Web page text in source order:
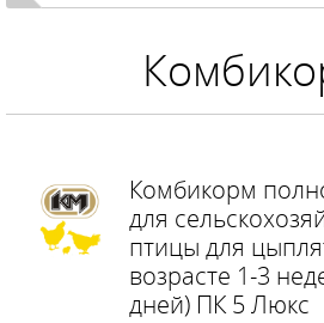
Комбикорм
для
птицы для
возрасте 1-3
дней) ПК 5 Люкс